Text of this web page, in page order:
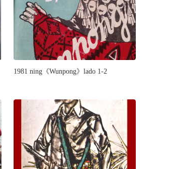
1981 ning《Wunpong》lado 1-2